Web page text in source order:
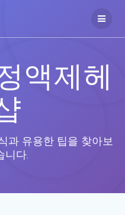
액제헤
과 유용한 팁을 찾아보
니다.